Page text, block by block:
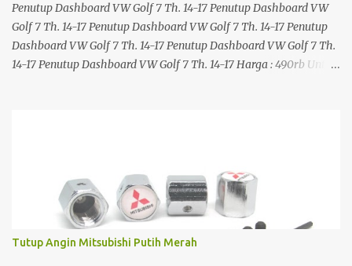
Penutup Dashboard VW Golf 7 Th. 14-17 Penutup Dashboard VW
Golf 7 Th. 14-17 Penutup Dashboard VW Golf 7 Th. 14-17 Penutup
Dashboard VW Golf 7 Th. 14-17 Penutup Dashboard VW Golf 7 Th.
14-17 Penutup Dashboard VW Golf 7 Th. 14-17 Harga : 490rb Untuk
Tutup Angin Mitsubishi Putih Merah